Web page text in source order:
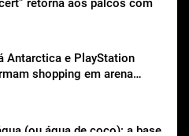
retorna aos palcos com
Antarctica e PlayStation
shopping em arena
(ou água de coco): a base